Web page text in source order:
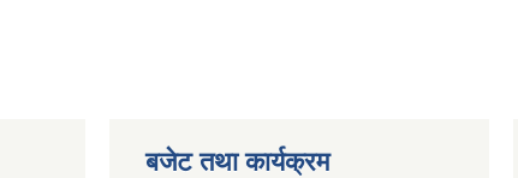
बजेट तथा कार्यक्रम